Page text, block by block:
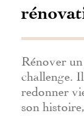
Rénover
challenge.
redonner
son